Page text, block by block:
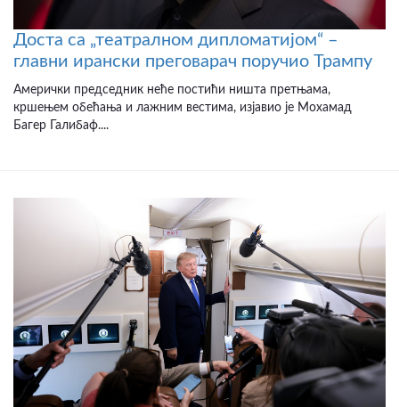
Доста са „театралном дипломатијом“ –
главни ирански преговарач поручио Трампу
Амерички председник неће постићи ништа претњама,
кршењем обећања и лажним вестима, изјавио је Мохамад
Багер Галибаф....